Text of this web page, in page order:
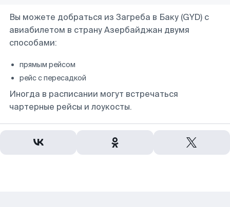
Вы можете добраться из Загреба в Баку (GYD) с
авиабилетом в страну Азербайджан двумя
способами:
прямым рейсом
рейс с пересадкой
Иногда в расписании могут встречаться
чартерные рейсы и лоукосты.